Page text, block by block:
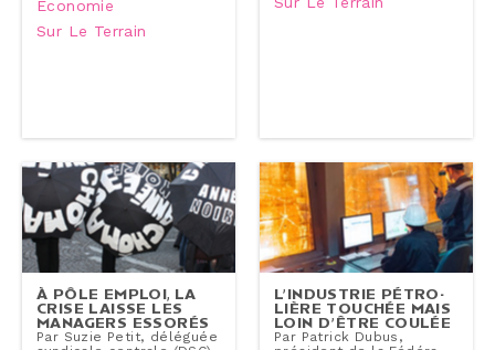
Économie
Sur Le Terrain
À PÔLE EMPLOI, LA
CRISE LAISSE LES
MANAGERS ESSORÉS
Par Suzie Petit, déléguée
L’INDUSTRIE PÉ­TRO­
LIÈRE TOUCHÉE MAIS
LOIN D’ÊTRE COULÉE
Par Patrick Dubus,